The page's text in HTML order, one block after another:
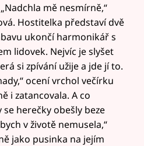
mě nesmírně,“
Hostitelka představí dvě
ukončí harmonikář s
lidovek. Nejvíc je slyšet
si zpívání užije a jde jí to.
ocení vrchol večírku
i zatancovala. A co
se herečky obešly beze
v životě nemusela,“
jako pusinka na jejím